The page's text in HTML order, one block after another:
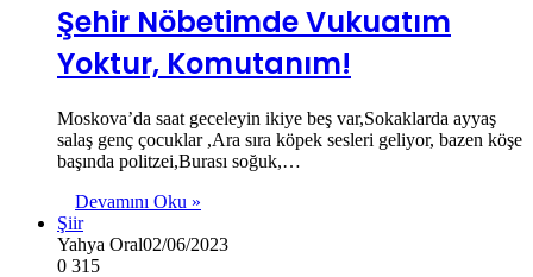
Şehir Nöbetimde Vukuatım
Yoktur, Komutanım!
Moskova’da saat geceleyin ikiye beş var,Sokaklarda ayyaş
salaş genç çocuklar ,Ara sıra köpek sesleri geliyor, bazen köşe
başında politzei,Burası soğuk,…
Devamını Oku »
Şiir
Yahya Oral02/06/2023
0 315